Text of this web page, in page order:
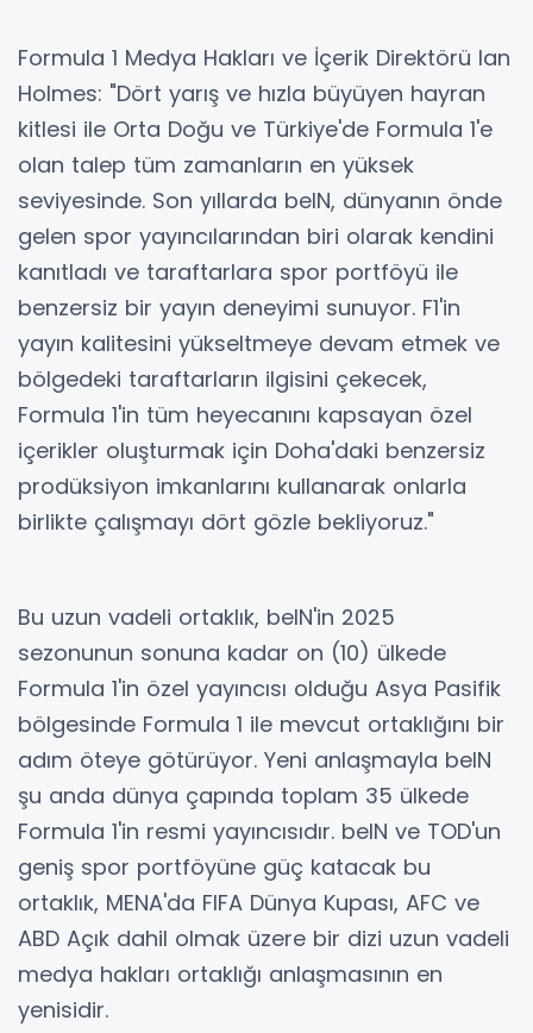
Formula 1 Medya Hakları ve İçerik Direktörü Ian
Holmes: "Dört yarış ve hızla büyüyen hayran
kitlesi ile Orta Doğu ve Türkiye'de Formula 1'e
olan talep tüm zamanların en yüksek
seviyesinde. Son yıllarda beIN, dünyanın önde
gelen spor yayıncılarından biri olarak kendini
kanıtladı ve taraftarlara spor portföyü ile
benzersiz bir yayın deneyimi sunuyor. F1'in
yayın kalitesini yükseltmeye devam etmek ve
bölgedeki taraftarların ilgisini çekecek,
Formula 1'in tüm heyecanını kapsayan özel
içerikler oluşturmak için Doha'daki benzersiz
prodüksiyon imkanlarını kullanarak onlarla
birlikte çalışmayı dört gözle bekliyoruz."
Bu uzun vadeli ortaklık, beIN'in 2025
sezonunun sonuna kadar on (10) ülkede
Formula 1'in özel yayıncısı olduğu Asya Pasifik
bölgesinde Formula 1 ile mevcut ortaklığını bir
adım öteye götürüyor. Yeni anlaşmayla beIN
şu anda dünya çapında toplam 35 ülkede
Formula 1'in resmi yayıncısıdır. beIN ve TOD'un
geniş spor portföyüne güç katacak bu
ortaklık, MENA'da FIFA Dünya Kupası, AFC ve
ABD Açık dahil olmak üzere bir dizi uzun vadeli
medya hakları ortaklığı anlaşmasının en
yenisidir.